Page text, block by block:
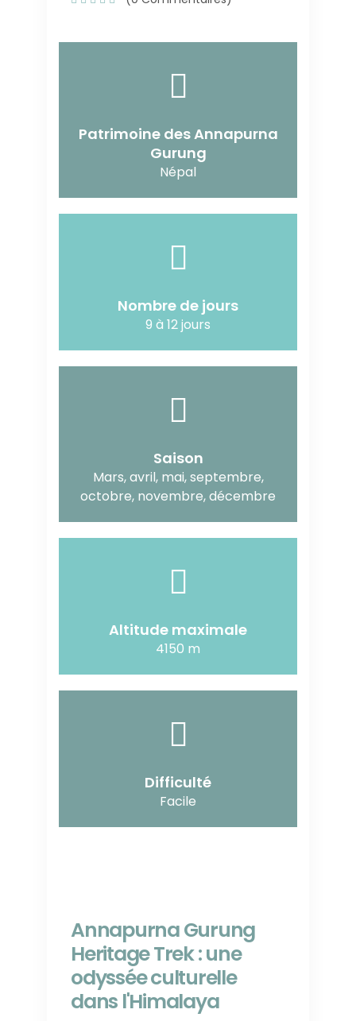
Patrimoine des Annapurna
Gurung
Népal
Nombre de jours
9 à 12 jours
Saison
Mars, avril, mai, septembre,
octobre, novembre, décembre
Altitude maximale
4150 m
Difficulté
Facile
Annapurna Gurung
Heritage Trek : une
odyssée culturelle
dans l'Himalaya